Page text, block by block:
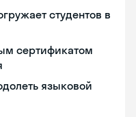
студентов в
сертификатом
языковой